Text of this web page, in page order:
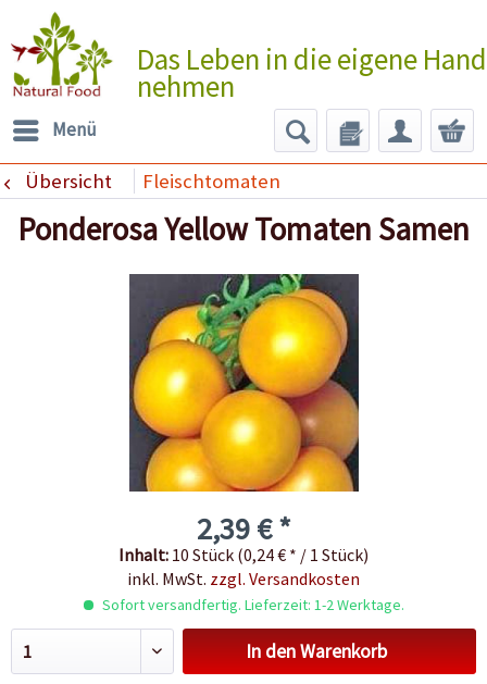
Das Leben in die eigene Hand
nehmen
Menü
Übersicht Fleischtomaten
Ponderosa Yellow Tomaten Samen
2,39 € *
Inhalt: 10 Stück (0,24 € * / 1 Stück)
inkl. MwSt. zzgl. Versandkosten
Sofort versandfertig. Lieferzeit: 1-2 Werktage.
In denWarenkorb